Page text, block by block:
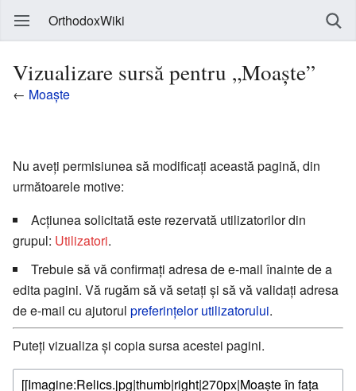
OrthodoxWiki
Vizualizare sursă pentru „Moaște”
← Moaște
Nu aveți permisiunea să modificați această pagină, din
următoarele motive:
Acțiunea solicitată este rezervată utilizatorilor din
grupul: Utilizatori.
Trebuie să vă confirmați adresa de e-mail înainte de a
edita pagini. Vă rugăm să vă setați și să vă validați adresa
de e-mail cu ajutorul preferințelor utilizatorului.
Puteți vizualiza și copia sursa acestei pagini.